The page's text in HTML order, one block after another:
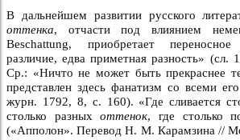
В дальнейшем развитии русского
оттенка, отчасти под влиянием
Beschattung, приобретает
различие, едва приметная разность» (сл.
Ср.: «Ничто не может быть прекраснее
представлен здесь фанатизм со всеми его
журн. 1792, 8, с. 160). «Где сливается
столько разныхоттенок, где столько
(«Апполон». Перевод Н. М. Карамзина //